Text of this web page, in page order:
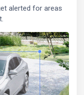
alerted for areas